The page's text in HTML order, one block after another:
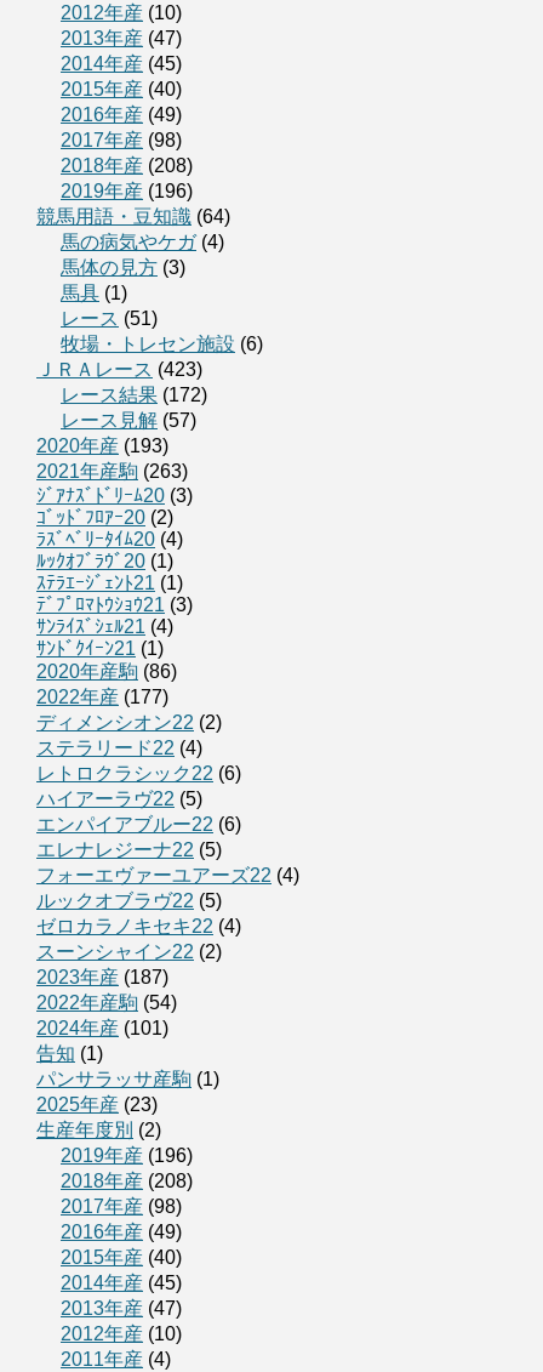
2012年産 (10)
2013年産 (47)
2014年産 (45)
2015年産 (40)
2016年産 (49)
2017年産 (98)
2018年産 (208)
2019年産 (196)
競馬用語・豆知識 (64)
馬の病気やケガ(4)
馬体の見方 (3)
馬具 (1)
レース (51)
牧場・トレセン施設 (6)
ＪＲＡレース (423)
レース結果 (172)
レース見解 (57)
2020年産 (193)
2021年産駒 (263)
ｼﾞｱﾅｽﾞﾄﾞﾘｰﾑ20 (3)
ｺﾞｯﾄﾞﾌﾛｱｰ20 (2)
ﾗｽﾞﾍﾞﾘｰﾀｲﾑ20 (4)
ﾙｯｸｵﾌﾞﾗｳﾞ20 (1)
ｽﾃﾗｴｰｼﾞｪﾝﾄ21 (1)
ﾃﾞﾌﾟﾛﾏﾄｳｼｮｳ21 (3)
ｻﾝﾗｲｽﾞｼｪﾙ21 (4)
ｻﾝﾄﾞｸｲｰﾝ21 (1)
2020年産駒 (86)
2022年産 (177)
ディメンシオン22 (2)
ステラリード22 (4)
レトロクラシック22 (6)
ハイアーラヴ22 (5)
エンパイアブルー22 (6)
エレナレジーナ22 (5)
フォーエヴァーユアーズ22 (4)
ルックオブラヴ22 (5)
ゼロカラノキセキ22 (4)
スーンシャイン22 (2)
2023年産 (187)
2022年産駒 (54)
2024年産 (101)
告知 (1)
パンサラッサ産駒 (1)
2025年産 (23)
生産年度別 (2)
2019年産 (196)
2018年産 (208)
2017年産 (98)
2016年産 (49)
2015年産 (40)
2014年産 (45)
2013年産 (47)
2012年産 (10)
2011年産 (4)